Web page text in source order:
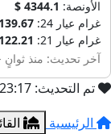
الأونصة: 4344.1 $
غرام عيار 24:
139.67 $
غرام عيار 21:
122.21 $
آخر تحديث: منذ ثوانٍ
تم التحديث: 23:17
الرئيسية